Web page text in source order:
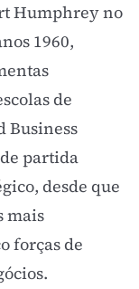
Humphrey no
1960,
de
Business
partida
, desde que
mais
forças de